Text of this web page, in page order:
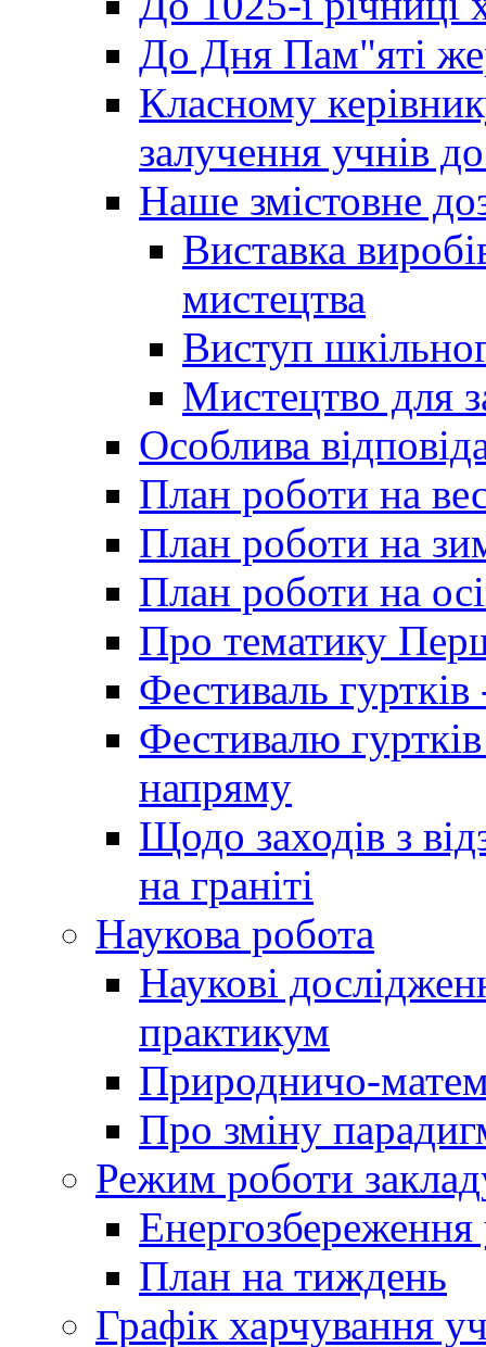
До Дня Пам"яті
Класному
залучення учнів
Наше змістовне
Виставка
мистецтва
Виступ
Мистецтво для
Особлива
План роботи на
План роботи на
План роботи на
Про тематику
Фестиваль
Фестивалю
напряму
Щодо заходів з
на граніті
Наукова робота
Наукові
практикум
Природничо-
Про зміну
Режим роботи
Енергозбереження
План на тиждень
Графік харчування